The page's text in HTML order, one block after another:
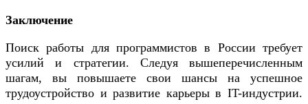
Заключение
Поиск работы для программистов в России требует
усилий и стратегии. Следуя вышеперечисленным
шагам, вы повышаете свои шансы на успешное
трудоустройство и развитие карьеры в IT-индустрии.